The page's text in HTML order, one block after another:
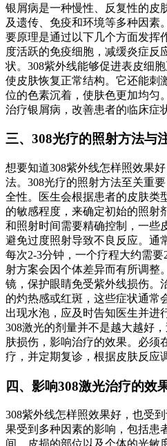
银屑病是一种慢性、反复性的皮
及遗传、免疫和环境等多种因素
要原理是通过以下几个方面发挥
度活跃的免疫细胞，减缓炎症反
状。308紫外线能够促进表皮细
使皮肤恢复正常结构。它还能刺
位的色素沉着，使肤色更加均匀
治疗银屑病，改善患者的临床症
三、308光疗的照射方法与
想要知道308紫外线怎样照效果
法。308光疗的照射方法至关重
全性。医生会根据患者的皮肤类
的敏感程度，来确定初始的照射
和照射时间需要精确控制，一些
避免过度照射导致不良反应。通
每次2-3分钟，一个疗程大约需
射方案会因个体差异而有所调整
镜，保护眼睛免受紫外线损伤。
的灼热感或红斑，这些症状通常
出现水泡，应及时告知医生并进
308激光的剂量并不是越大越好
肤损伤，影响治疗的效果。必须
疗，并定期复诊，根据皮肤反应
四、影响308激光治疗的效
308紫外线怎样照效果好，也受
果受到多种因素的影响，包括患